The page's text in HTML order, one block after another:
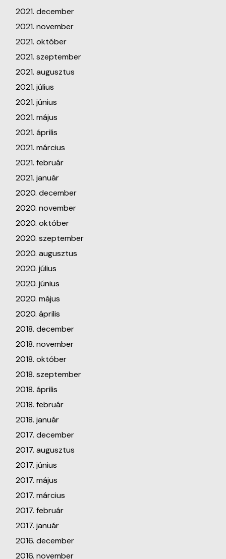
2021. december
2021. november
2021. október
2021. szeptember
2021. augusztus
2021. július
2021. június
2021. május
2021. április
2021. március
2021. február
2021. január
2020. december
2020. november
2020. október
2020. szeptember
2020. augusztus
2020. július
2020. június
2020. május
2020. április
2018. december
2018. november
2018. október
2018. szeptember
2018. április
2018. február
2018. január
2017. december
2017. augusztus
2017. június
2017. május
2017. március
2017. február
2017. január
2016. december
2016. november